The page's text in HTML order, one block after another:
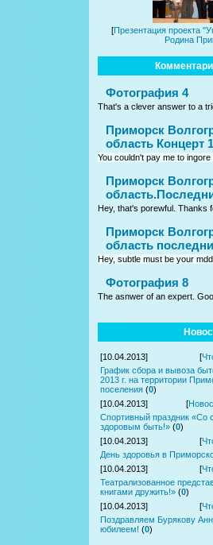
[Презентация проекта
Родина
Фотография 4
That's a clever answer to a
Приморск
область Концерт
You couldn't pay me to
Приморск
Hey, that's porewful. Thanks
Приморск
область
Hey, subtle must be your
Фотография 8
The asnwer of an expert.
[10.04.2013] [
График сбора и вывоза
2013 г. на территории
поселения (0)
[10.04.2013]
[
Спортивный праздник «Со
здоровым быть!» (0)
[10.04.2013]
[
День здоровья в
[10.04.2013]
[
Театрализованное
книгами дружить!» (0)
[10.04.2013]
[
Поздравляем Бурякову
юбилеем! (0)